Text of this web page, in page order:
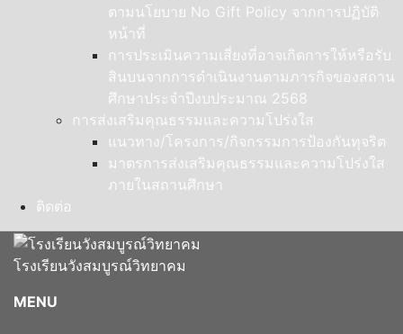
ตามนโยบาย No Gift Policy จากการปฏิบัติ
หน้าที่
การประเมินความเสี่ยงที่อาจเกิดการให้หรือรับ
สินบนจากการดำเนินงานตามภารกิจของสถาน
ศึกษาประจำปีงบประมาณ 2568
การส่งเสริมคุณธรรมและความโปร่งใส
แนวทาง/โครงการ/กิจกรรมการป้องกันทุจริต
มาตรการส่งเสริมคุณธรรมและความโปร่งใส
ภายในสถานศึกษา
ติดต่อ
โรงเรียนวังสมบูรณ์วิทยาคม
MENU